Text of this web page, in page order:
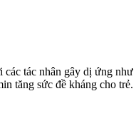
tác nhân gây dị ứng
tăng sức đề kháng cho trẻ.